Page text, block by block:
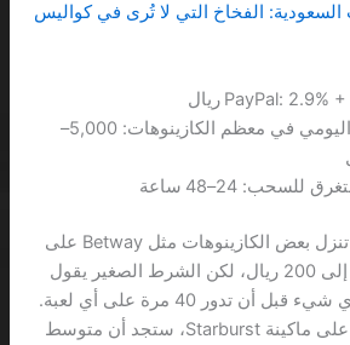
السعودية: الفخاخ التي لا تُرى في كواليس
حد السحب اليومي في معظم الكازينوهات: 5,000–
للسحب: 24–48 ساعة
وبينما تشتد المنافسة، تنزل بعض الكازينوهات مثل Betway على
“مكافآت مجانية” تصل إلى 200 ريال، لكن الشرط الصغير يقول
إنك لا تستطيع سحب أي شيء قبل أن تدور 40 مرة على أي لعبة.
إذا جربت هذه القاعدة على ماكينة Starburst، ستجد أن متوسط